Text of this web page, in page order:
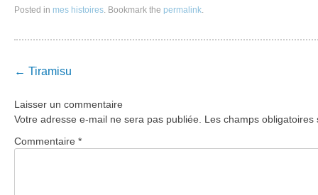
Posted in mes histoires . Bookmark the permalink
Post
← Tiramisu
Laisser un commentaire
Votre adresse e-mail ne sera pas publiée.
Les champs
Commentaire *